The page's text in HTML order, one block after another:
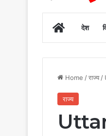
Homeदेश
Home /राज्य /
राज्य